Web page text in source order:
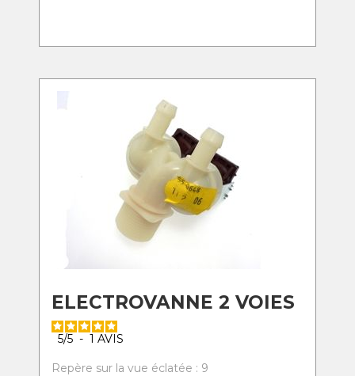
ELECTROVANNE 2 VOIES
5/5 - 1 AVIS
Repère sur la vue éclatée : 9